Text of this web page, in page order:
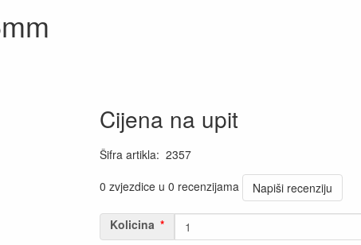
Cijena na upit
Šifra artikla: 2357
0 zvjezdice u 0 recenzijama
Napiši recenziju
Kolicina